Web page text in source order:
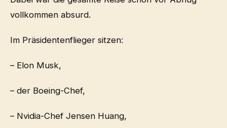
vollkommen absurd.
Im Präsidentenflieger sitzen:
– Elon Musk,
– der Boeing-Chef,
– Nvidia-Chef Jensen Huang,